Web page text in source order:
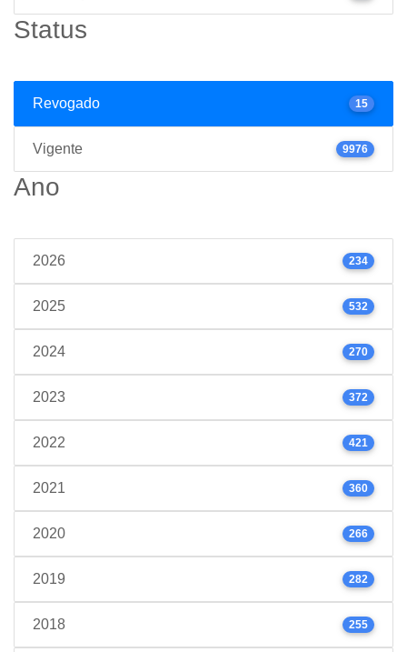
Status
Revogado 15
Vigente 9976
Ano
2026 234
2025 532
2024 270
2023 372
2022 421
2021 360
2020 266
2019 282
2018 255